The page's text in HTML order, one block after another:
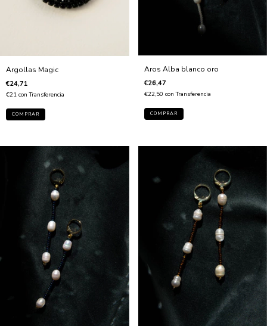
Argollas Magic
€24,71
€21 con Transferencia
Aros Alba blanco oro
€26,47
€22,50 con Transferencia